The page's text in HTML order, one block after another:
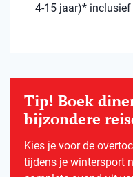
4-15 jaar)*
Tip! Boek
bijzondere
Kies je voor de
tijdens je wintersport